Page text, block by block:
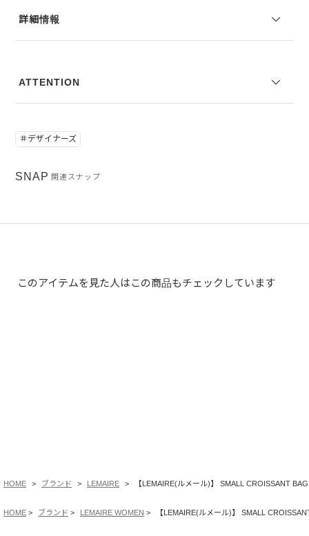
※サイズ表記は弊社規定によるものを表示しております。
詳細情報
ATTENTION
＃デザイナーズ
SNAP 関連スナップ
このアイテムを見た人はこの商品もチェックしています
HOME ブランド LEMAIRE 【LEMAIRE(ルメール)】 SMALL CROISSANT
HOME ブランド LEMAIRE WOMEN 【LEMAIRE(ルメール)】 SMALL